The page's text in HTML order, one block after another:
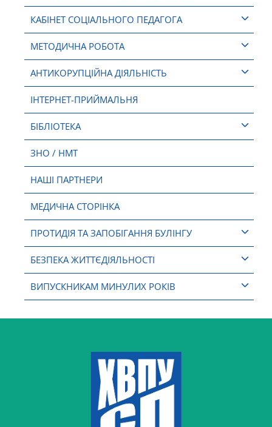
КАБІНЕТ СОЦІАЛЬНОГО ПЕДАГОГА
МЕТОДИЧНА РОБОТА
АНТИКОРУПЦІЙНА ДІЯЛЬНІСТЬ
ІНТЕРНЕТ-ПРИЙМАЛЬНЯ
БІБЛІОТЕКА
ЗНО / НМТ
НАШІ ПАРТНЕРИ
МЕДИЧНА СТОРІНКА
ПРОТИДІЯ ТА ЗАПОБІГАННЯ БУЛІНГУ
БЕЗПЕКА ЖИТТЄДІЯЛЬНОСТІ
ВИПУСКНИКАМ МИНУЛИХ РОКІВ